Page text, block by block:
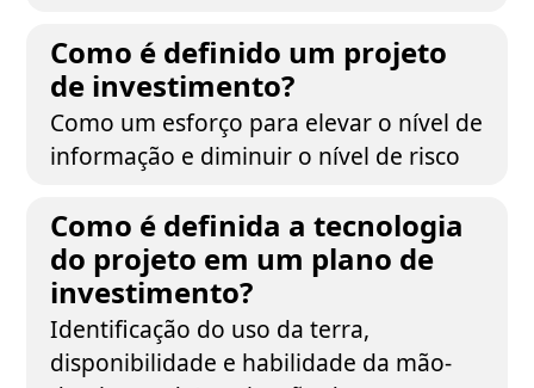
Como é definido um projeto
de investimento?
Como um esforço para elevar o nível de
informação e diminuir o nível de risco
Como é definida a tecnologia
do projeto em um plano de
investimento?
Identificação do uso da terra,
disponibilidade e habilidade da mão-